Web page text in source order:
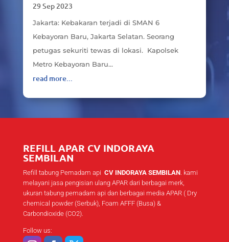
29 Sep 2023
Jakarta: Kebakaran terjadi di SMAN 6
Kebayoran Baru, Jakarta Selatan. Seorang
petugas sekuriti tewas di lokasi. Kapolsek
Metro Kebayoran Baru...
read more...
REFILL APAR CV INDORAYA
SEMBILAN
Refill tabung Pemadam api CV INDORAYA SEMBILAN. kami
melayani jasa pengisian ulang APAR dari berbagai merk,
ukuran tabung pemadam api dan berbagai media APAR ( Dry
chemical powder (Serbuk), Foam AFFF (Busa) &
Carbondioxide (CO2).
Follow us: